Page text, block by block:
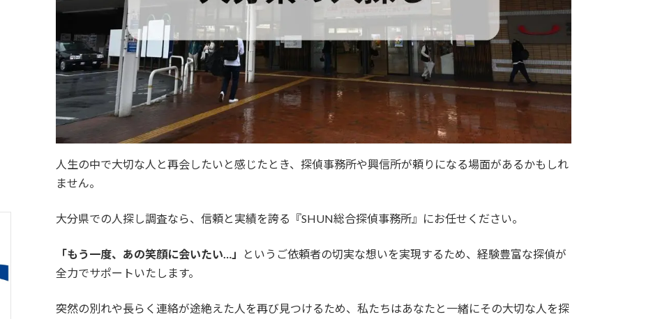
人生の中で大切な人と再会したいと感じたとき、探偵事務所や興信所が頼りになる場面があるかもしれ
ません。
大分県での人探し調査なら、信頼と実績を誇る『SHUN総合探偵事務所』にお任せください。
「もう一度、あの笑顔に会いたい…」
というご依頼者の切実な想いを実現するため、経験豊富な探偵が
全力でサポートいたします。
突然の別れや長らく連絡が途絶えた人を再び見つけるため、私たちはあなたと一緒にその大切な人を探